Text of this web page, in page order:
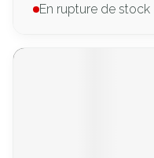
En rupture de stock